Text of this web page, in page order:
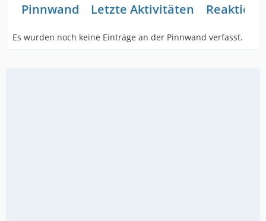
Pinnwand Letzte Aktivitäten
Es wurden noch keine Einträge an der Pinnwand verfasst.